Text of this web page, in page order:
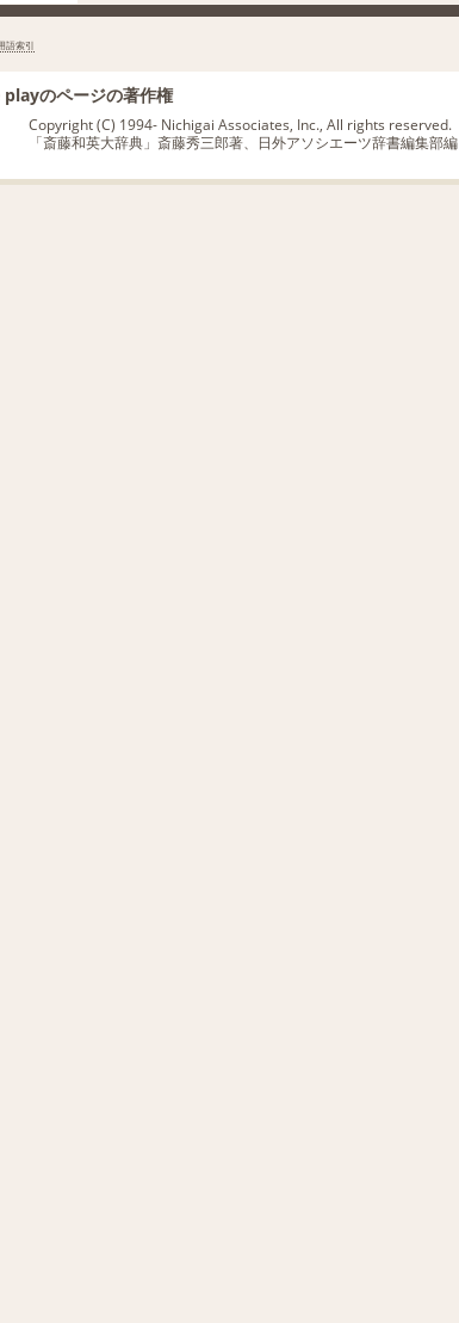
語索引
のページの著作権
Copyright (C) 1994- Nichigai Associates, Inc., All rights reserved.
「斎藤和英大辞典」斎藤秀三郎著、日外アソシエーツ辞書編集部編